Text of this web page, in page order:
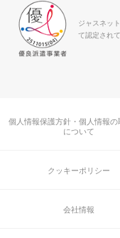
ジャスネッ
て認定されて
個人情報保護方針・個人情報の
について
クッキーポリシー
会社情報